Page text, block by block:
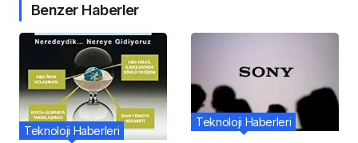
Benzer Haberler
Teknoloji Haberleri
Teknoloji Haberleri